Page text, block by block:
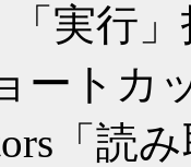
実行
ートカ
「読